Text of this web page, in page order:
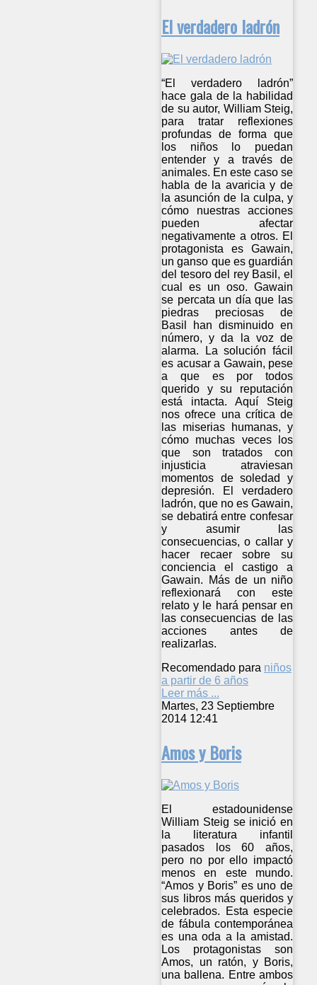
El verdadero ladrón
“El verdadero ladrón”
hace gala de la habilidad
de su autor, William Steig,
para tratar reflexiones
profundas de forma que
los niños lo puedan
entender y a través de
animales. En este caso se
habla de la avaricia y de
la asunción de la culpa, y
cómo nuestras acciones
pueden afectar
negativamente a otros. El
protagonista es Gawain,
un ganso que es guardián
del tesoro del rey Basil, el
cual es un oso. Gawain
se percata un día que las
piedras preciosas de
Basil han disminuido en
número, y da la voz de
alarma. La solución fácil
es acusar a Gawain, pese
a que es por todos
querido y su reputación
está intacta. Aquí Steig
nos ofrece una crítica de
las miserias humanas, y
cómo muchas veces los
que son tratados con
injusticia atraviesan
momentos de soledad y
depresión. El verdadero
ladrón, que no es Gawain,
se debatirá entre confesar
y asumir las
consecuencias, o callar y
hacer recaer sobre su
conciencia el castigo a
Gawain. Más de un niño
reflexionará con este
relato y le hará pensar en
las consecuencias de las
acciones antes de
realizarlas.
Recomendado para niños
a partir de 6 años
Leer más ...
Martes, 23 Septiembre
2014 12:41
Amos y Boris
El estadounidense
William Steig se inició en
la literatura infantil
pasados los 60 años,
pero no por ello impactó
menos en este mundo.
“Amos y Boris” es uno de
sus libros más queridos y
celebrados. Esta especie
de fábula contemporánea
es una oda a la amistad.
Los protagonistas son
Amos, un ratón, y Boris,
una ballena. Entre ambos